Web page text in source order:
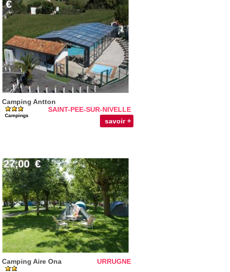
€
Camping Antton
SAINT-PEE-SUR-NIVELLE
Campings
savoir +
27,00 €
Camping Aire Ona URRUGNE